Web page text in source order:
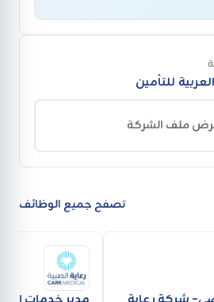
للتأمين
ملف الشركة
تصفح جميع الوظائف